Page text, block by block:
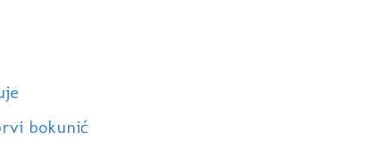
bokunić